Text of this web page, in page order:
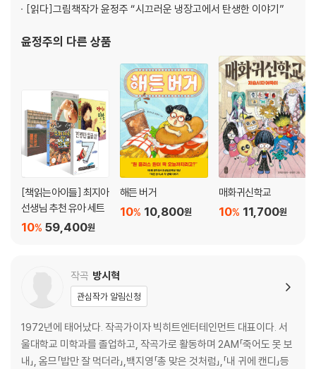
[읽다]그림책작가 윤정주 “시끄러운 냉장고에서 탄생한 이야기”
윤정주의 다른 상품
[책읽는아이들] 최지아
선생님 추천 유아 세트
59,400원
10%
해든 버거
10,800원
10%
매화귀신학교
11,700원
10%
작곡 방시혁
관심작가 알림신청
1972년에 태어났다. 작곡가이자 빅히트엔터테인먼트 대표이다. 서
울대학교 미학과를 졸업하고, 작곡가로 활동하며 2AM「죽어도 못 보
내」, 옴므「밥만 잘 먹더라」,백지영「총 맞은 것처럼」,「내 귀에 캔디」등